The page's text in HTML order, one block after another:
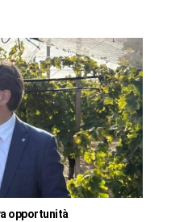
opportunità